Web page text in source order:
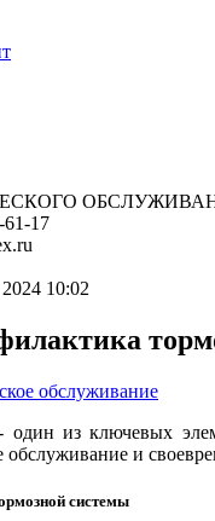
61-17
10:02
один из ключевых
обслуживание и
системы